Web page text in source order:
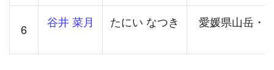
6 谷井 菜月 たにい なつき
愛媛県山岳・